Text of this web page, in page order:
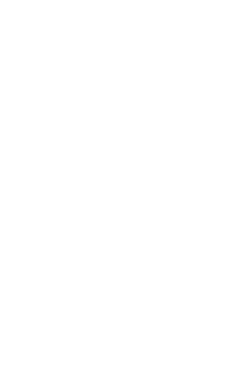
除